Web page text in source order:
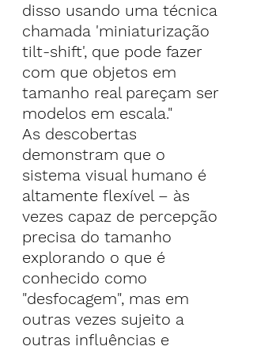
disso usando uma técnica
chamada 'miniaturização
tilt-shift', que pode fazer
com que objetos em
tamanho real pareçam ser
modelos em escala."
As descobertas
demonstram que o
sistema visual humano é
altamente flexível – às
vezes capaz de percepção
precisa do tamanho
explorando o que é
conhecido como
"desfocagem", mas em
outras vezes sujeito a
outras influências e